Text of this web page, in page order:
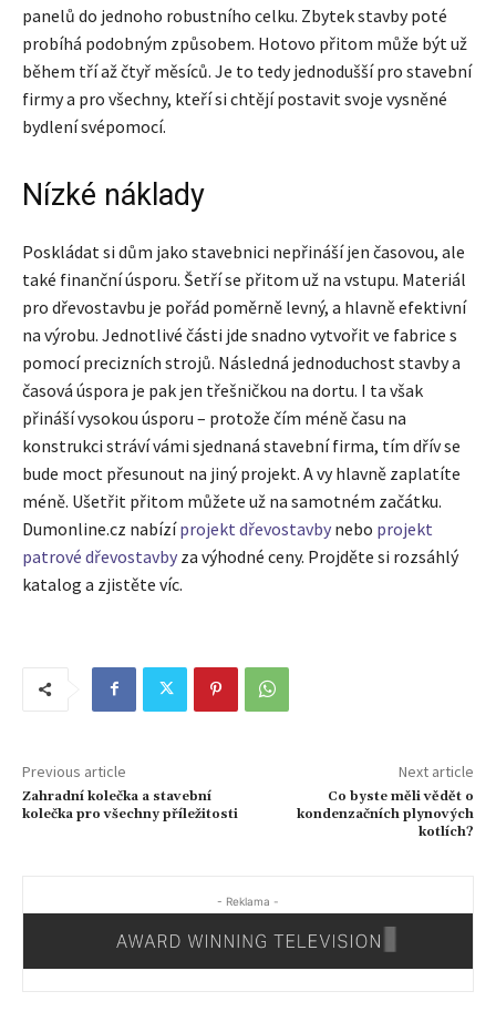
panelů do jednoho robustního celku. Zbytek stavby poté
probíhá podobným způsobem. Hotovo přitom může být už
během tří až čtyř měsíců. Je to tedy jednodušší pro stavební
firmy a pro všechny, kteří si chtějí postavit svoje vysněné
bydlení svépomocí.
Nízké náklady
Poskládat si dům jako stavebnici nepřináší jen časovou, ale
také finanční úsporu. Šetří se přitom už na vstupu. Materiál
pro dřevostavbu je pořád poměrně levný, a hlavně efektivní
na výrobu. Jednotlivé části jde snadno vytvořit ve fabrice s
pomocí precizních strojů. Následná jednoduchost stavby a
časová úspora je pak jen třešničkou na dortu. I ta však
přináší vysokou úsporu – protože čím méně času na
konstrukci stráví vámi sjednaná stavební firma, tím dřív se
bude moct přesunout na jiný projekt. A vy hlavně zaplatíte
méně. Ušetřit přitom můžete už na samotném začátku.
Dumonline.cz nabízíprojekt dřevostavby nebo projekt
patrové dřevostavby za výhodné ceny. Projděte si rozsáhlý
katalog a zjistěte víc.
Previous article
Zahradní kolečka a stavební
kolečka pro všechny příležitosti
Next article
Co byste měli vědět o
kondenzačních plynových
kotlích?
- Reklama -